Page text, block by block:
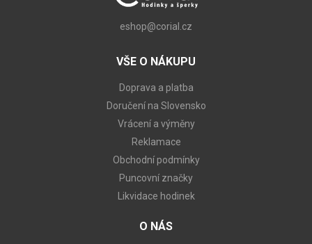
eshop@corial.cz
VŠE O NÁKUPU
Doprava a platba
Doručení na Slovensko
Vrácení a výměny
Reklamace
Obchodní podmínky
Puncovní značky
Likvidace hodinek
O NÁS